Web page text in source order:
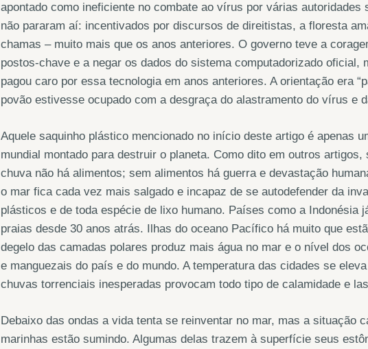
apontado como ineficiente no combate ao vírus por várias autoridades
não pararam aí: incentivados por discursos de direitistas, a floresta
chamas – muito mais que os anos anteriores. O governo teve a
postos-chave e a negar os dados do sistema computadorizado oficial,
pagou caro por essa tecnologia em anos anteriores. A orientação era
povão estivesse ocupado com a desgraça do alastramento do vírus e
Aquele saquinho plástico mencionado no início deste artigo é apenas
mundial montado para destruir o planeta. Como dito em outros
chuva não há alimentos; sem alimentos há guerra e devastação
o mar fica cada vez mais salgado e incapaz de se autodefender da
plásticos e de toda espécie de lixo humano. Países como a Indonésia
praias desde 30 anos atrás. Ilhas do oceano Pacífico há muito que
degelo das camadas polares produz mais água no mar e o nível dos
e manguezais do país e do mundo. A temperatura das cidades se
chuvas torrenciais inesperadas provocam todo tipo de calamidade e
Debaixo das ondas a vida tenta se reinventar no mar, mas a situação
marinhas estão sumindo. Algumas delas trazem à superfície seus